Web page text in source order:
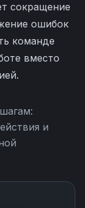
сокращение
ошибок
команде
вместо
и